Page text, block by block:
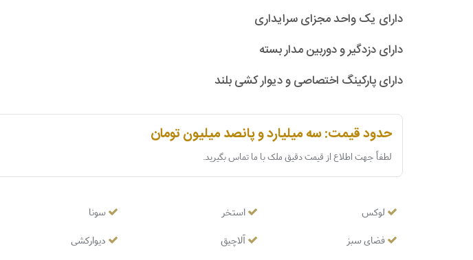
دارای یک واحد مجزای سرایداری
دارای دزدگیر و دوربین مدار بسته
دارای پارکینگ اختصاصی و دیوار کشی بلند
حدود قیمت: سه میلیارد و پانصد میلیون تومان
لطفاً جهت اطلاع از قیمت دقیق ملک با ما تماس بگیرید.
لوکس استخر سونا
فضای سبز
آلاچیق دیوارکشی